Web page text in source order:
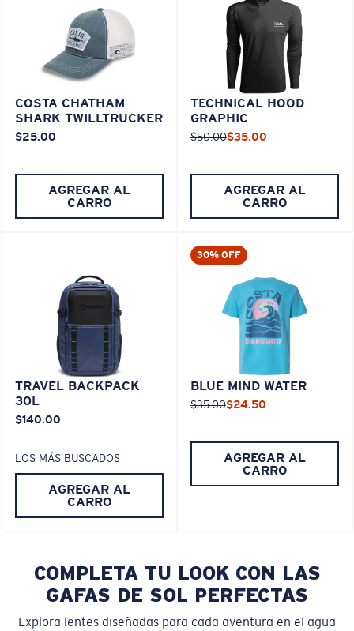
COSTA CHATHAM
SHARK TWILLTRUCKER
$25.00
AGREGAR AL
CARRO
TECHNICAL HOOD
GRAPHIC
$50.00$35.00
AGREGAR AL
CARRO
TRAVEL BACKPACK
30L
$140.00
LOS MÁS BUSCADOS
AGREGAR AL
CARRO
30% OFF
BLUE MIND WATER
$35.00$24.50
AGREGAR AL
CARRO
COMPLETA TU LOOK CON LAS
GAFAS DE SOL PERFECTAS
Explora lentes diseñadas para cada aventura en el agua